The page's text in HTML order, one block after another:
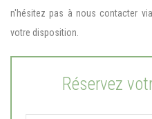
n'hésitez pas à nous contacter
votre disposition.
Réservez